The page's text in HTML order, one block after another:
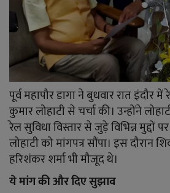
पूर्व महापौर डागा ने बुधवार रात इंदौर
कुमार लोहाटी से चर्चा की। उन्होंने
रेल सुविधा विस्तार से जुड़े विभिन्न मुद्दों
लोहाटी को मांगपत्र सौंपा। इस दौरान
हरिशंकर शर्मा भी मौजूद थे।
ये मांग की और दिए सुझाव